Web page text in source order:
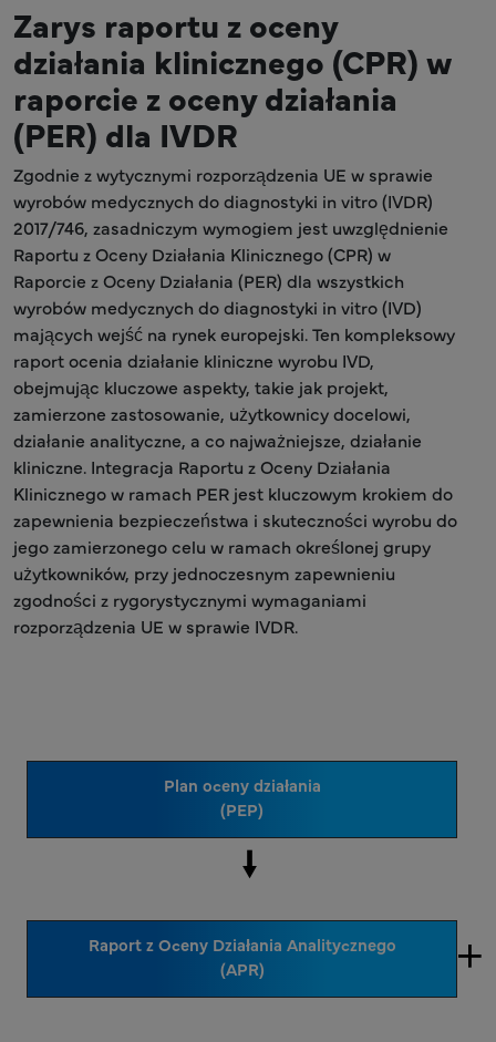
Zarys raportu z oceny
działania klinicznego (CPR) w
raporcie z oceny działania
(PER) dla IVDR
Zgodnie z wytycznymi rozporządzenia UE w sprawie
wyrobów medycznych do diagnostyki in vitro (IVDR)
2017/746, zasadniczym wymogiem jest uwzględnienie
Raportu z Oceny Działania Klinicznego (CPR) w
Raporcie z Oceny Działania (PER) dla wszystkich
wyrobów medycznych do diagnostyki in vitro (IVD)
mających wejść na rynek europejski. Ten kompleksowy
raport ocenia działanie kliniczne wyrobu IVD,
obejmując kluczowe aspekty, takie jak projekt,
zamierzone zastosowanie, użytkownicy docelowi,
działanie analityczne, a co najważniejsze, działanie
kliniczne. Integracja Raportu z Oceny Działania
Klinicznego w ramach PER jest kluczowym krokiem do
zapewnienia bezpieczeństwa i skuteczności wyrobu do
jego zamierzonego celu w ramach określonej grupy
użytkowników, przy jednoczesnym zapewnieniu
zgodności z rygorystycznymi wymaganiami
rozporządzenia UE w sprawie IVDR.
Plan oceny działania
(PEP)
Raport z Oceny Działania Analitycznego
(APR)